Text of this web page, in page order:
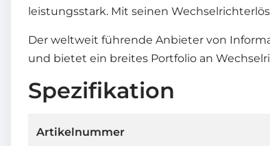
leistungsstark. Mit seinen
Der weltweit führende Anbieter von
und bietet ein breites Portfolio an
Spezifikation
Artikelnummer